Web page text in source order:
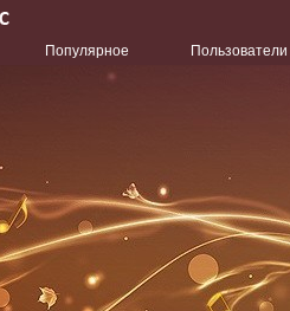
Популярное Пользователи